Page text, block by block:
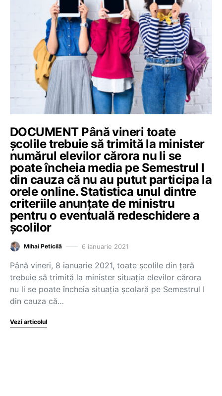
DOCUMENT Până vineri toate
școlile trebuie să trimită la minister
numărul elevilor cărora nu li se
poate încheia media pe Semestrul I
din cauza că nu au putut participa la
orele online. Statistica unul dintre
criteriile anunțate de ministru
pentru o eventuală redeschidere a
școlilor
Mihai Peticilă 6 ianuarie 2021
Până vineri, 8 ianuarie 2021, toate școlile din țară
trebuie să trimită la minister situația elevilor cărora
nu li se poate încheia situația școlară pe Semestrul I
din cauza că…
Vezi articolul